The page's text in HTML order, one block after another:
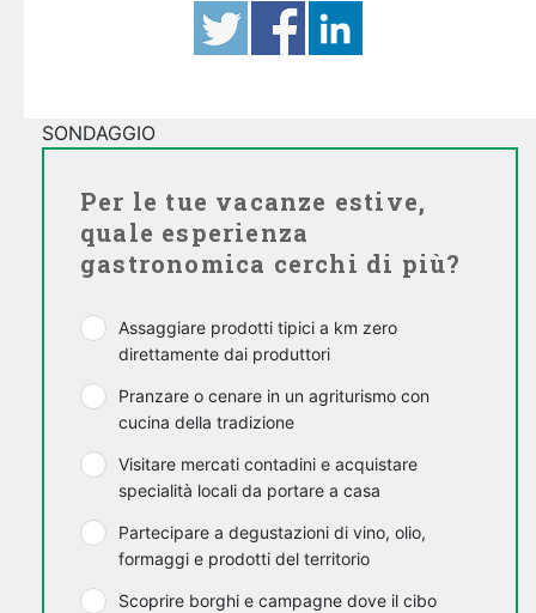
SONDAGGIO
Per le tue vacanze estive,
quale esperienza
gastronomica cerchi di più?
Assaggiare prodotti tipici a km zero
direttamente dai produttori
Pranzare o cenare in un agriturismo con
cucina della tradizione
Visitare mercati contadini e acquistare
specialità locali da portare a casa
Partecipare a degustazioni di vino, olio,
formaggi e prodotti del territorio
Scoprire borghi e campagne dove il cibo